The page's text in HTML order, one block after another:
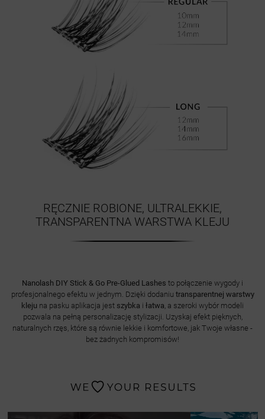
RĘCZNIE ROBIONE, ULTRALEKKIE,
TRANSPARENTNA WARSTWA KLEJU
Nanolash DIY Stick & Go Pre-Glued Lashes to połączenie wygody i
profesjonalnego efektu w jednym. Dzięki dodaniu transparentnej warstwy
kleju na pasku aplikacja jest szybka i łatwa, a szeroki wybór modeli
pozwala na pełną personalizację stylizacji. Uzyskaj efekt pięknych,
naturalnych rzęs, które są równie lekkie i komfortowe, jak Twoje własne -
bez żadnych kompromisów!